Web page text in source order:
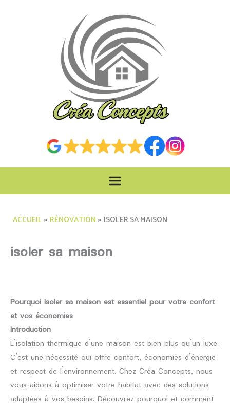
ACCUEIL RÉNOVATION ISOLER SA MAISON
isoler sa maison
Pourquoi isoler sa maison est essentiel pour votre confort
et vos économies
Introduction
L’isolation thermique d’une maison est bien plus qu’un luxe.
C’est une nécessité qui offre confort, économies d’énergie
et respect de l’environnement. Chez Créa Concepts, nous
vous aidons à optimiser votre habitat avec des solutions
adaptées à vos besoins. Découvrez pourquoi et comment